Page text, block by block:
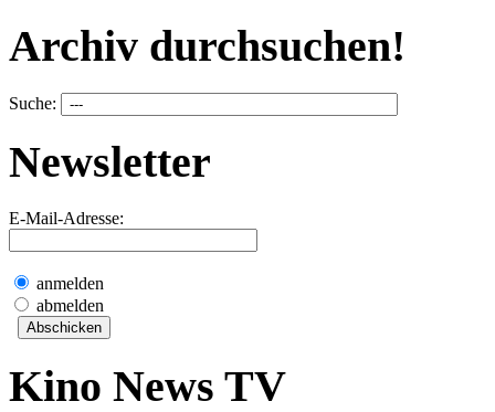
Archiv durchsuchen!
Suche:
Newsletter
E-Mail-Adresse:
anmelden
abmelden
Kino News TV